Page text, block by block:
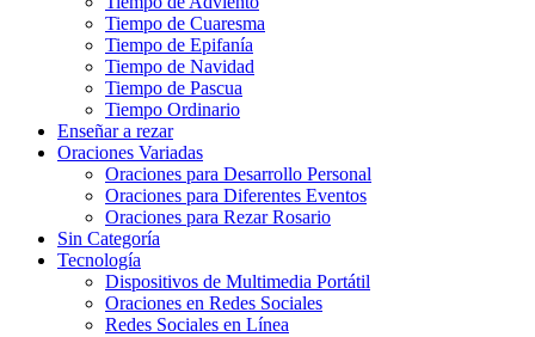
Tiempo de Cuaresma
Tiempo de Epifanía
Tiempo de Navidad
Tiempo de Pascua
Tiempo Ordinario
Enseñar a rezar
Oraciones Variadas
Oraciones para Desarrollo Personal
Oraciones para Diferentes Eventos
Oraciones para Rezar Rosario
Sin Categoría
Tecnología
Dispositivos de Multimedia Portátil
Oraciones en Redes Sociales
Redes Sociales en Línea